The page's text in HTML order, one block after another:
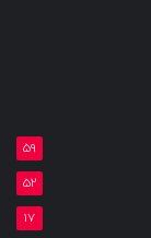
59
52
17